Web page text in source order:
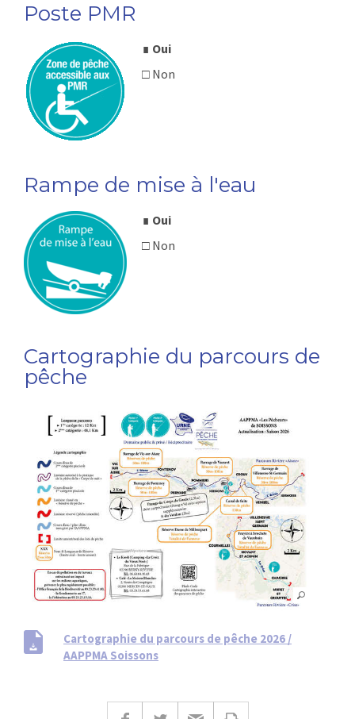
Poste PMR
∎ Oui
□ Non
Rampe de mise à l'eau
∎ Oui
□ Non
Cartographie du parcours de
pêche
Cartographie du parcours de pêche 2026 /
AAPPMA Soissons